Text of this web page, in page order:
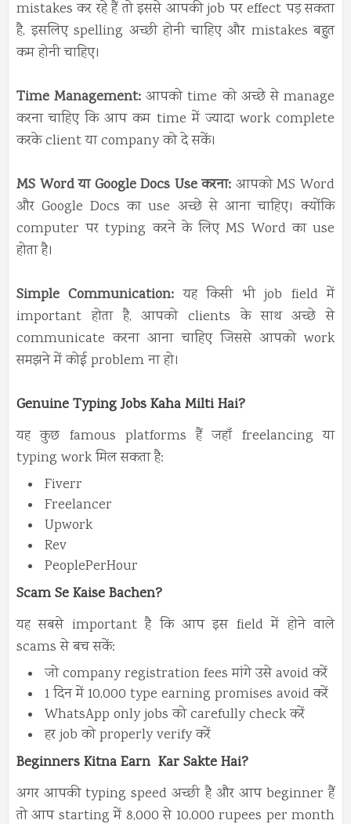
mistakes कर रहे हैं तो इससे आपकी job पर effect पड़ सकता
है, इसलिए spelling अच्छी होनी चाहिए और mistakes बहुत
कम होनी चाहिए।
Time Management: आपको time को अच्छे से manage
करना चाहिए कि आप कम time में ज्यादा work complete
करके client या company को दे सकें।
MS Word या Google Docs Use करना: आपको MS Word
और Google Docs का use अच्छे से आना चाहिए। क्योंकि
computer पर typing करने के लिए MS Word का use
होता है।
Simple Communication: यह किसी भी job field में
important होता है, आपको clients के साथ अच्छे से
communicate करना आना चाहिए जिससे आपको work
समझने में कोई problem ना हो।
Genuine Typing Jobs Kaha Milti Hai?
यह कुछ famous platforms हैं जहाँ freelancing या
typing work मिल सकता है:
Fiverr
Freelancer
Upwork
Rev
PeoplePerHour
Scam Se Kaise Bachen?
यह सबसे important है कि आप इस field में होने वाले
scams से बच सकें:
जो company registration fees मांगे उसे avoid करें
1 दिन में 10,000 type earning promises avoid करें
WhatsApp only jobs को carefully check करें
हर job को properly verify करें
Beginners Kitna Earn Kar Sakte Hai?
अगर आपकी typing speed अच्छी है और आप beginner हैं
तो आप starting में 8,000 से 10,000 rupees per month